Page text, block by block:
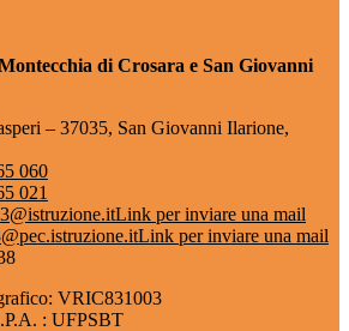
di Crosara e San Giovanni
– 37035, San Giovanni Ilarione,
060
021
Link per inviare una mail
Link per inviare una mail
VRIC831003
: UFPSBT